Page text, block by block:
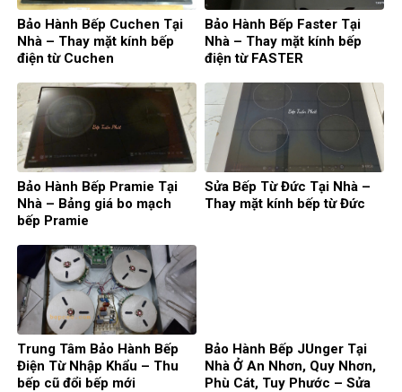
Bảo Hành Bếp Cuchen Tại
Nhà – Thay mặt kính bếp
điện từ Cuchen
Bảo Hành Bếp Faster Tại
Nhà – Thay mặt kính bếp
điện từ FASTER
Bảo Hành Bếp Pramie Tại
Nhà – Bảng giá bo mạch
bếp Pramie
Sửa Bếp Từ Đức Tại Nhà –
Thay mặt kính bếp từ Đức
Trung Tâm Bảo Hành Bếp
Điện Từ Nhập Khẩu – Thu
bếp cũ đổi bếp mới
Bảo Hành Bếp JUnger Tại
Nhà Ở An Nhơn, Quy Nhơn,
Phù Cát, Tuy Phước – Sửa